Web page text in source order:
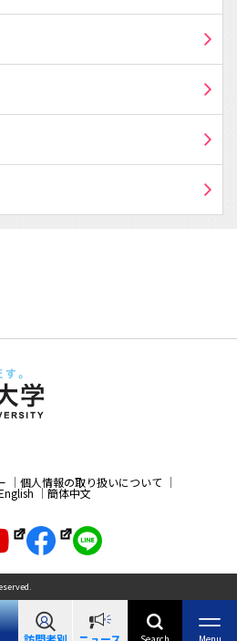
Menu
Search
個人情報の取り扱いについて
簡体中文